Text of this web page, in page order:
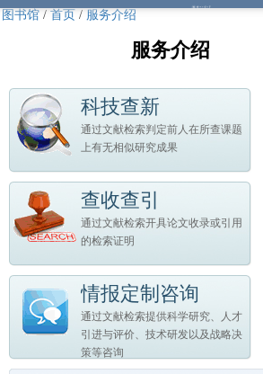
图书馆 / 首页 / 服务介绍
服务介绍
科技查新
通过文献检索判定前人在所查课题
上有无相似研究成果
查收查引
通过文献检索开具论文收录或引用
的检索证明
情报定制咨询
通过文献检索提供科学研究、人才
引进与评价、技术研发以及战略决
策等咨询